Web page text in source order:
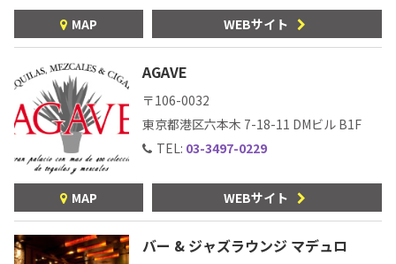
MAP WEBサイト
AGAVE
〒106-0032
東京都港区六本木 7-18-11 DMビル B1F
TEL: 03-3497-0229
MAP WEBサイト
バー & ジャズラウンジ マデュロ